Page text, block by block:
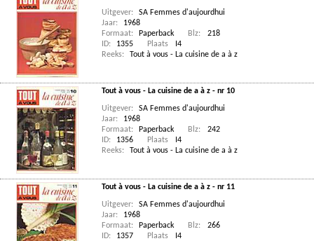
Uitgever:
SA Femmes d'aujourdhui
Jaar:
1968
Formaat:
Paperback Blz:
218
ID:
1355 Plaats
I4
Reeks:
Tout à vous - La cuisine de a à z
Tout à vous - La cuisine de a à z - nr 10
Uitgever:
SA Femmes d'aujourdhui
Jaar:
1968
Formaat:
Paperback Blz:
242
ID:
1356 Plaats
I4
Reeks:
Tout à vous - La cuisine de a à z
Tout à vous - La cuisine de a à z - nr 11
Uitgever:
SA Femmes d'aujourdhui
Jaar:
1968
Formaat:
Paperback Blz:
266
ID:
1357 Plaats
I4